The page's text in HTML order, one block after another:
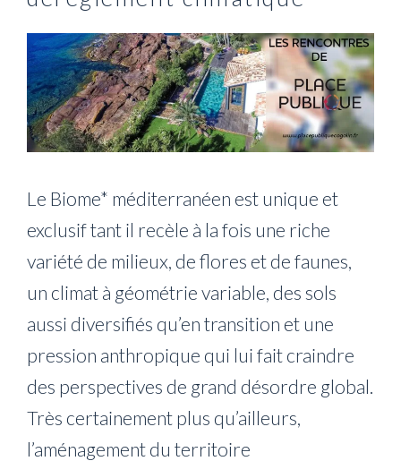
Le Biome* méditerranéen est unique et
exclusif tant il recèle à la fois une riche
variété de milieux, de flores et de faunes,
un climat à géométrie variable, des sols
aussi diversifiés qu’en transition et une
pression anthropique qui lui fait craindre
des perspectives de grand désordre global.
Très certainement plus qu’ailleurs,
l’aménagement du territoire